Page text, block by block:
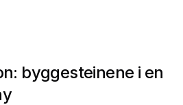
byggesteinene i en